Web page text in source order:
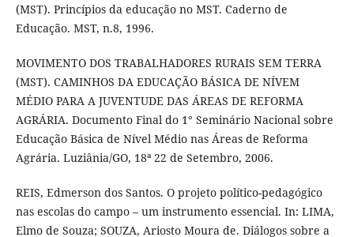
(MST). Princípios da educação no MST. Caderno de
Educação. MST, n.8, 1996.
MOVIMENTO DOS TRABALHADORES RURAIS SEM TERRA
(MST). CAMINHOS DA EDUCAÇÃO BÁSICA DE NÍVEM
MÉDIO PARA A JUVENTUDE DAS ÁREAS DE REFORMA
AGRÁRIA. Documento Final do 1° Seminário Nacional sobre
Educação Básica de Nível Médio nas Áreas de Reforma
Agrária. Luziânia/GO, 18ª 22 de Setembro, 2006.
REIS, Edmerson dos Santos. O projeto político-pedagógico
nas escolas do campo – um instrumento essencial. In: LIMA,
Elmo de Souza; SOUZA, Ariosto Moura de. Diálogos sobre a